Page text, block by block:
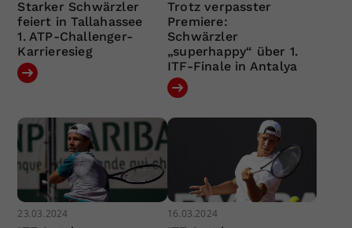
Starker Schwärzler
feiert in Tallahassee
1. ATP-Challenger-
Karrieresieg
Trotz verpasster
Premiere:
Schwärzler
„superhappy“ über 1.
ITF-Finale in Antalya
23.03.2024 16.03.2024